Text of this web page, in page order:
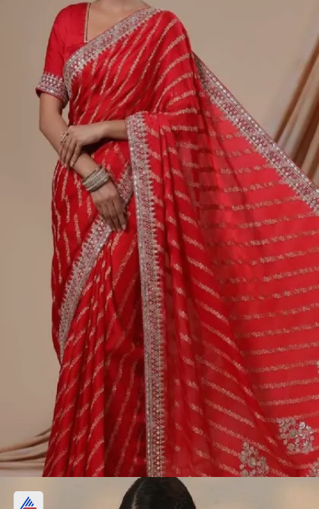
पर्याय आहे.
Image credits: pinterest
लाल रंगाची पारंपरिक लहरिया डिझाइन